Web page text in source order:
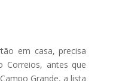
em casa, precisa
Correios, antes que
Grande, a lista